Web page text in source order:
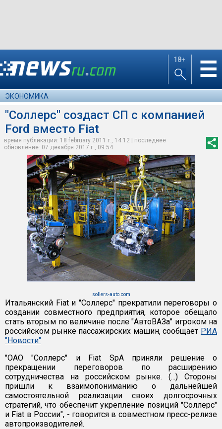
18+ ☰
ЭКОНОМИКА
"Соллерс" создаст СП с компанией
Ford вместо Fiat
время публикации: 18 february 2011 г., 14:12 | последнее
обновление: 07 декабря 2017 г., 09:54
sollers-auto.com
Итальянский Fiat и "Соллерс" прекратили переговоры о
создании совместного предприятия, которое обещало
стать вторым по величине после "АвтоВАЗа" игроком на
российском рынке пассажирских машин, сообщает РИА
"Новости"
"ОАО "Соллерс" и Fiat SpA приняли решение о
прекращении переговоров по расширению
сотрудничества на российском рынке. (...) Стороны
пришли к взаимопониманию о дальнейшей
самостоятельной реализации своих долгосрочных
стратегий, что обеспечит укрепление позиций "Соллерс"
и Fiat в России", - говорится в совместном пресс-релизе
автопроизводителей.